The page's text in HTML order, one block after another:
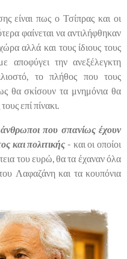
είναι πως ο Τσίπρας και οι
φαίνεται να αντιλήφθηκαν
αλλά και τους ίδιους τους
αποφύγει την ανεξέλεγκτη
το πλήθος που τους
θα σκίσουν τα μνημόνια θα
επί πίνακι.
άνθρωποι που σπανίως έχουν
και πολιτικής - και οι οποίοι
του ευρώ, θα τα έχαναν όλα
Λαφαζάνη και τα κουπόνια